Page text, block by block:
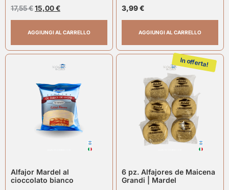
17,55€15,00€
AGGIUNGI AL CARRELLO
3,99€
AGGIUNGI AL CARRELLO
Alfajor Mardel al
cioccolato bianco
In offerta!
6 pz. Alfajores de Maicena
Grandi | Mardel